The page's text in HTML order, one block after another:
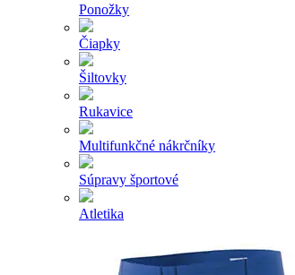
Ponožky
Čiapky
Šiltovky
Rukavice
Multifunkčné nákrčníky
Súpravy športové
Atletika